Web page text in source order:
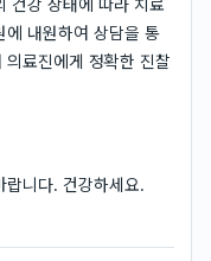
건강 상태에 따라 치료
에 내원하여 상담을 통
료진에게 정확한 진찰
랍니다. 건강하세요.